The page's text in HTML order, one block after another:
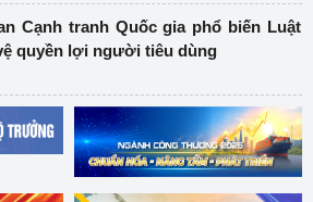
Cạnh tranh Quốc gia phổ biến Luật
quyền lợi người tiêu dùng